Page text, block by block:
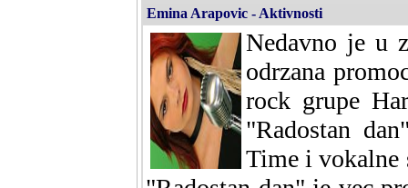
Emina Arapovic - Aktivnosti
Nedavno je u
odrzana
rock grupe
"Radostan
Time i vokalne